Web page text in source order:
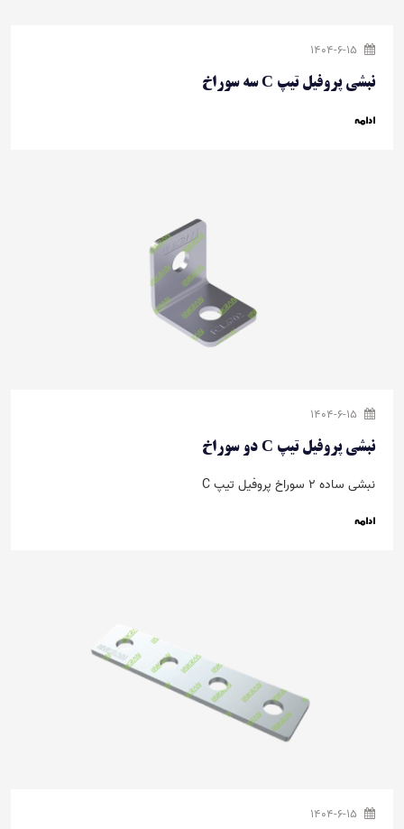
نبشی پروفیل تیپ C سه سوراخ
ادامه
نبشی پروفیل تیپ C دو سوراخ
نبشی ساده 2 سوراخ پروفیل تیپ C
ادامه